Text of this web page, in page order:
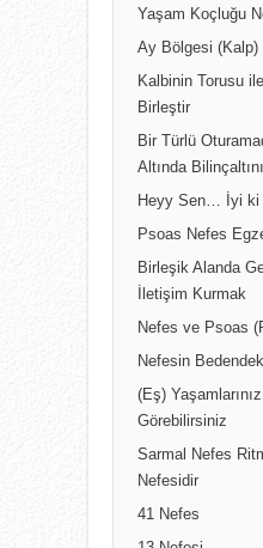
Yaşam Koçluğu
Ay Bölgesi
Kalbinin Torusu
Birleştir
Bir Türlü
Altında
Heyy Sen… İyi ki
Psoas Nefes
Birleşik Alanda
İletişim Kurmak
Nefes ve Psoas
Nefesin
(Eş)
Görebilirsiniz
Sarmal Nefes
Nefesidir
41 Nefes